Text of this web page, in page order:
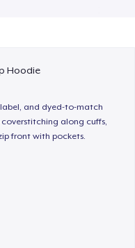
Hoodie
and dyed-to-match
along cuffs,
front with pockets.